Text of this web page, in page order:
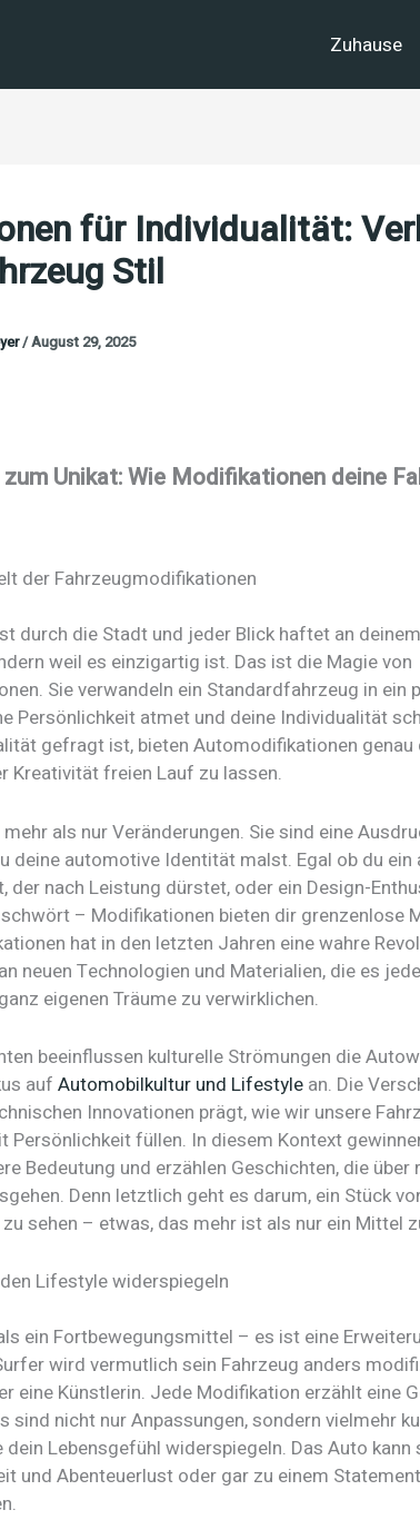
Zuhause
für Individualität:
Stil
/August 29, 2025
Unikat: Wie Modifikationen deine
der Fahrzeugmodifikationen
durch die Stadt und jeder Blick haftet an
weil es einzigartig ist. Das ist die Magie von
Sie verwandeln ein Standardfahrzeug in ein
Persönlichkeit atmet und deine Individualität
gefragt ist, bieten Automodifikationen
Kreativität freien Lauf zu lassen.
als nur Veränderungen. Sie sind eine
deine automotive Identität malst. Egal ob du ein
der nach Leistung dürstet, oder ein Design-
– Modifikationen bieten dir grenzenlose
hat in den letzten Jahren eine wahre
neuen Technologien und Materialien, die es
eigenen Träume zu verwirklichen.
beeinflussen kulturelle Strömungen die
auf Automobilkultur und Lifestyle an. Die
Innovationen prägt, wie wir unsere
Persönlichkeit füllen. In diesem Kontext
Bedeutung und erzählen Geschichten, die über
Denn letztlich geht es darum, ein Stück
sehen – etwas, das mehr ist als nur ein Mittel
Lifestyle widerspiegeln
ein Fortbewegungsmittel – es ist eine
wird vermutlich sein Fahrzeug anders
eine Künstlerin. Jede Modifikation erzählt eine
sind nicht nur Anpassungen, sondern vielmehr
dein Lebensgefühl widerspiegeln. Das Auto kann
und Abenteuerlust oder gar zu einem